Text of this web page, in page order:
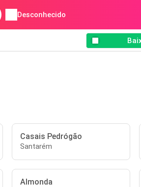
Desconhecido
Casais Pedrógão
Santarém
Almonda